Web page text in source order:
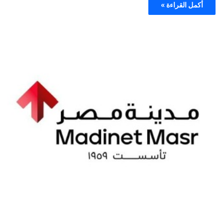
أكمل القراءة »